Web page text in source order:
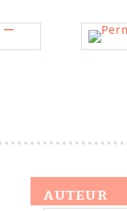
AUTEUR